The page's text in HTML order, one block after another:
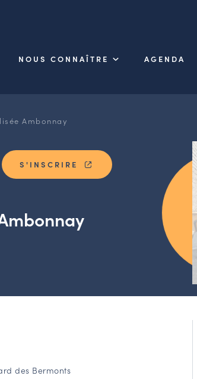
NOUS CONNAÎTRE AGENDA
Ambonnay
S'INSCRIRE
des Bermonts